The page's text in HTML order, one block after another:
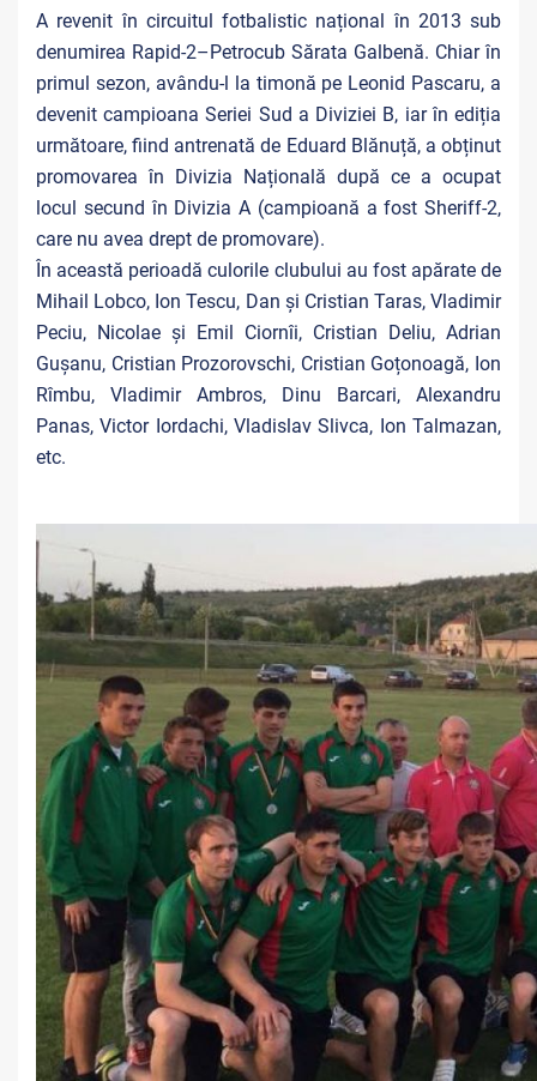
A revenit în circuitul fotbalistic național în 2013 sub
denumirea Rapid-2–Petrocub Sărata Galbenă. Chiar în
primul sezon, avându-l la timonă pe Leonid Pascaru, a
devenit campioana Seriei Sud a Diviziei B, iar în ediția
următoare, fiind antrenată de Eduard Blănuță, a obținut
promovarea în Divizia Națională după ce a ocupat
locul secund în Divizia A (campioană a fost Sheriff-2,
care nu avea drept de promovare).
În această perioadă culorile clubului au fost apărate de
Mihail Lobco, Ion Tescu, Dan și Cristian Taras, Vladimir
Peciu, Nicolae și Emil Ciornîi, Cristian Deliu, Adrian
Gușanu, Cristian Prozorovschi, Cristian Goțonoagă, Ion
Rîmbu, Vladimir Ambros, Dinu Barcari, Alexandru
Panas, Victor Iordachi, Vladislav Slivca, Ion Talmazan,
etc.